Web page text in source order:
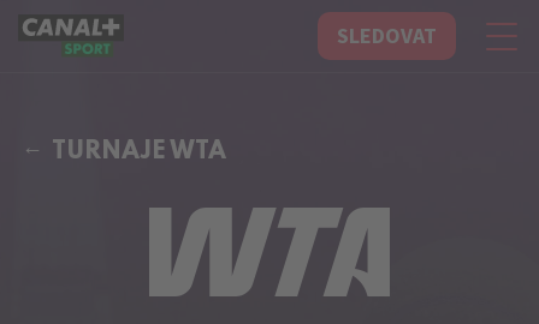
CANAL+ Sport SLEDOVAT
TURNAJE WTA